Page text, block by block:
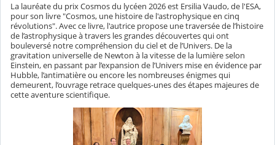
La lauréate du prix Cosmos du lycéen 2026 est Ersilia Vaudo, de l'ESA,
pour son livre "Cosmos, une histoire de l'astrophysique en cinq
révolutions". Avec ce livre, l'autrice propose une traversée de l’histoire
de l’astrophysique à travers les grandes découvertes qui ont
bouleversé notre compréhension du ciel et de l’Univers. De la
gravitation universelle de Newton à la vitesse de la lumière selon
Einstein, en passant par l’expansion de l’Univers mise en évidence par
Hubble, l’antimatière ou encore les nombreuses énigmes qui
demeurent, l’ouvrage retrace quelques-unes des étapes majeures de
cette aventure scientifique.